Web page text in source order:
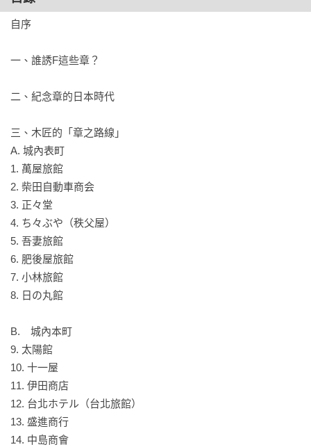
更將目光聚焦在當時民間特製的紀念章上——
日本時代最早的一枚紀念章是一九○二年的「萬國郵便聯合加盟
有一些嚴肅的大日子才有資格發行紀念戳章，或是仍有許多規
矩要守，像是蓋得後貼了郵票只能會場內投遞。到了一九三一
年，風景名所紀念章才開始冒出頭，購買一錢半的郵票，就可
以在郵局蓋得戳章，增添旅遊趣味，隔年全台更有近三十個火
車站也推出紀念章饗客。而這一波風潮來到台灣博覽會期間，
更是整個大噴發，來到最高潮！本書主人翁楊雲源的集印簿，
可說是展示了當年盛況：餐廳、電影院、照相館、書店、文具
店、印章店、藥局、菓子店、皮鞋店、布店、咖啡店、旅館、
市場、廟宇、神社、溫泉旅宿，全都登場了，於是紀念章的舞
台不再只有郵戳和鐵道。
楊雲源的集印簿中，有多達三百個珍貴的「民間」台博紀念戳
章，是官方紀錄《始政四十周年記念臺灣博覽會誌》中所未
見，珍貴的文化財！每個商家的紀念章都製作精緻，極富特
色，其線條、文字、空間配置皆令人驚嘆於當時的美學與手工
技術，沉迷其中，且八十多年前的蓋印至今仍色澤飽滿。
在設計上，可見商家費盡心思凸顯自身特色的圖樣：藥局以單
自序
一、誰誘F這些章？
二、紀念章的日本時代
三、木匠的「章之路線」
A. 城內表町
1. 萬屋旅館
2. 柴田自動車商会
3. 正々堂
4. ち々ぶや（秩父屋）
5. 吾妻旅館
6. 肥後屋旅館
7. 小林旅館
8. 日の丸館
B.　城內本町
9. 太陽館
10. 十一屋
11. 伊田商店
12. 台北ホテル（台北旅館）
13. 盛進商行
14. 中島商會